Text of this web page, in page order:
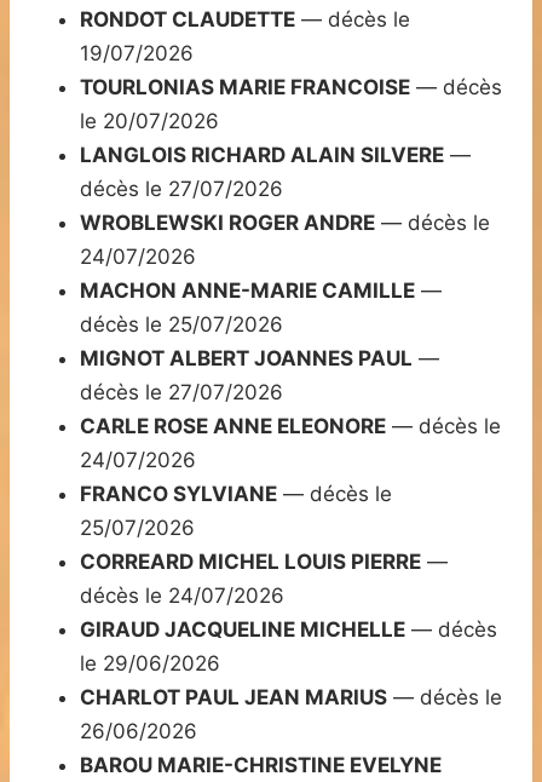
RONDOT CLAUDETTE — décès le
19/07/2026
TOURLONIAS MARIE FRANCOISE — décès
le 20/07/2026
LANGLOIS RICHARD ALAIN SILVERE —
décès le 27/07/2026
WROBLEWSKI ROGER ANDRE — décès le
24/07/2026
MACHON ANNE-MARIE CAMILLE —
décès le 25/07/2026
MIGNOT ALBERT JOANNES PAUL —
décès le 27/07/2026
CARLE ROSE ANNE ELEONORE — décès le
24/07/2026
FRANCO SYLVIANE — décès le
25/07/2026
CORREARD MICHEL LOUIS PIERRE —
décès le 24/07/2026
GIRAUD JACQUELINE MICHELLE — décès
le 29/06/2026
CHARLOT PAUL JEAN MARIUS — décès le
26/06/2026
BAROU MARIE-CHRISTINE EVELYNE